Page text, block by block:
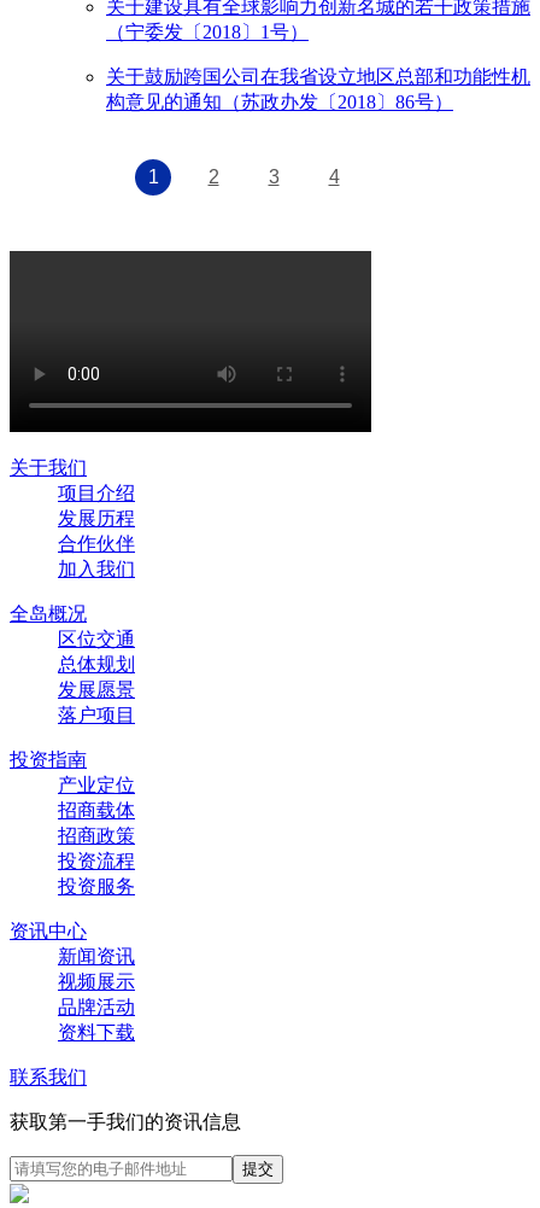
关于建设具有全球影响力创新名城的若干政策措施
（宁委发〔2018〕1号）
关于鼓励跨国公司在我省设立地区总部和功能性机
构意见的通知（苏政办发〔2018〕86号）
1 2 3 4
关于我们
项目介绍
发展历程
合作伙伴
加入我们
全岛概况
区位交通
总体规划
发展愿景
落户项目
投资指南
产业定位
招商载体
招商政策
投资流程
投资服务
资讯中心
新闻资讯
视频展示
品牌活动
资料下载
联系我们
获取第一手我们的资讯信息